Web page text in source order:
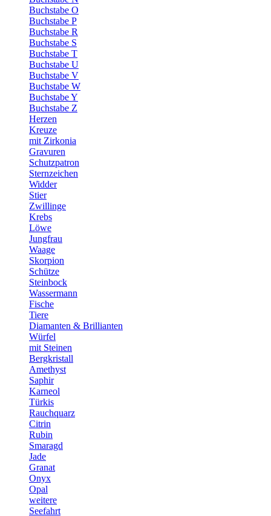
Buchstabe O
Buchstabe P
Buchstabe R
Buchstabe S
Buchstabe T
Buchstabe U
Buchstabe V
Buchstabe W
Buchstabe Y
Buchstabe Z
Herzen
Kreuze
mit Zirkonia
Gravuren
Schutzpatron
Sternzeichen
Widder
Stier
Zwillinge
Krebs
Löwe
Jungfrau
Waage
Skorpion
Schütze
Steinbock
Wassermann
Fische
Tiere
Diamanten & Brillianten
Würfel
mit Steinen
Bergkristall
Amethyst
Saphir
Karneol
Türkis
Rauchquarz
Citrin
Rubin
Smaragd
Jade
Granat
Onyx
Opal
weitere
Seefahrt